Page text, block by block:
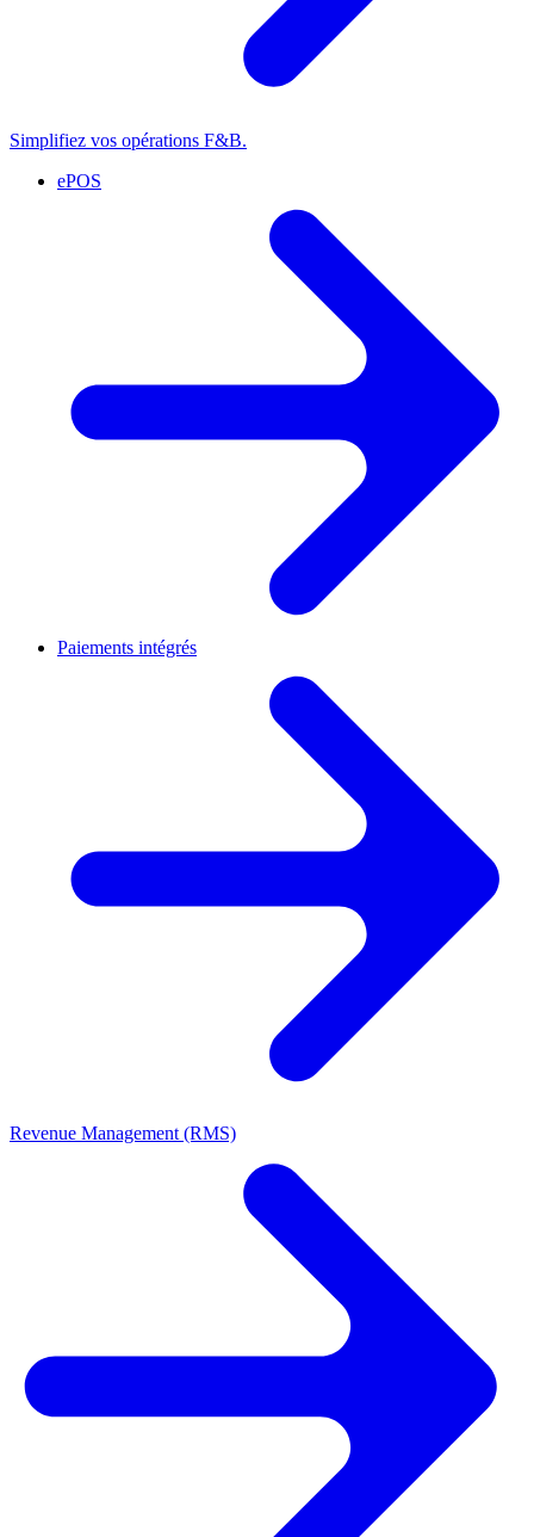
Simplifiez vos opérations F&B.
ePOS
Paiements intégrés
Revenue Management (RMS)